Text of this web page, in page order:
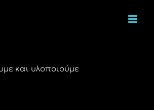
και υλοποιούμε